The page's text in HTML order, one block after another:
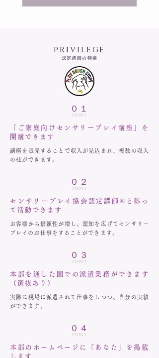
privilege
認定講師の特権
０１
POINT
「ご家庭向けセンサリープレイ講座」を
開講できます
講座を販売することで収入が見込まれ、複数の収入
の柱ができます。
０２
POINT
センサリープレイ協会認定講師®︎と称っ
て活動できます
お客様から信頼性が増し、認知を広げてセンサリー
プレイのお仕事をすることができます。
０３
POINT
本部を通した園での派遣業務ができます
（選抜あり）
実際に現場に派遣されて仕事をしつつ、自分の実績
ができます。
０４
POINT
本部のホームページに「あなた」を掲載
します